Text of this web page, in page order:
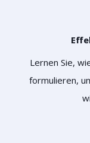
Lernen Sie,
formulieren,